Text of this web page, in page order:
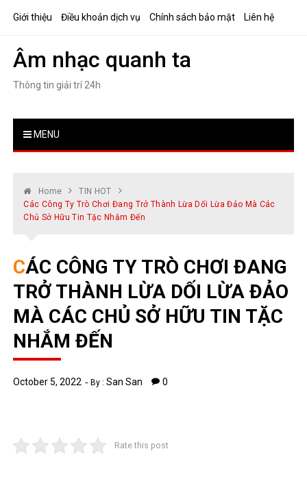
Giới thiệu Điều khoản dịch vụ Chính sách bảo mật Liên hệ
Âm nhạc quanh ta
Thông tin giải trí 24h
MENU
Home
TIN HOT
Các Công Ty Trò Chơi Đang Trở Thành Lừa Dối Lừa Đảo Mà Các
Chủ Sở Hữu Tin Tặc Nhắm Đến
CÁC CÔNG TY TRÒ CHƠI ĐANG
TRỞ THÀNH LỪA DỐI LỪA ĐẢO
MÀ CÁC CHỦ SỞ HỮU TIN TẶC
NHẮM ĐẾN
October 5, 2022 By :San San 0
Rate this post